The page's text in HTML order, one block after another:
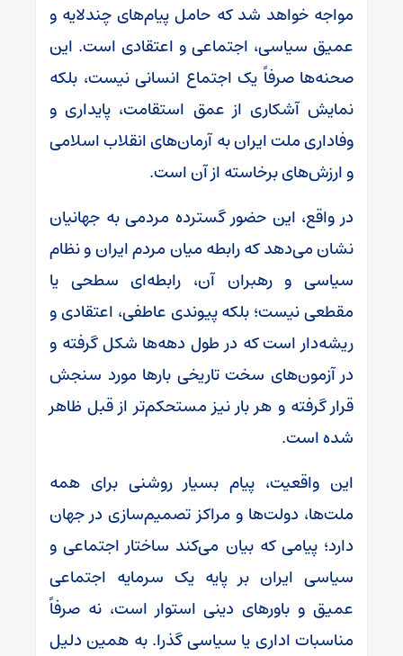
مواجه خواهد شد که حامل پیام‌های چندلایه و
عمیق سیاسی، اجتماعی و اعتقادی است. این
صحنه‌ها صرفاً یک اجتماع انسانی نیست، بلکه
نمایش آشکاری از عمق استقامت، پایداری و
وفاداری ملت ایران به آرمان‌های انقلاب اسلامی
و ارزش‌های برخاسته از آن است.
در واقع، این حضور گسترده مردمی به جهانیان
نشان می‌دهد که رابطه میان مردم ایران و نظام
سیاسی و رهبران آن، رابطه‌ای سطحی یا
مقطعی نیست؛ بلکه پیوندی عاطفی، اعتقادی و
ریشه‌دار است که در طول دهه‌ها شکل گرفته و
در آزمون‌های سخت تاریخی بارها مورد سنجش
قرار گرفته و هر بار نیز مستحکم‌تر از قبل ظاهر
شده است.
این واقعیت، پیام بسیار روشنی برای همه
ملت‌ها، دولت‌ها و مراکز تصمیم‌سازی در جهان
دارد؛ پیامی که بیان می‌کند ساختار اجتماعی و
سیاسی ایران بر پایه یک سرمایه اجتماعی
عمیق و باورهای دینی استوار است، نه صرفاً
مناسبات اداری یا سیاسی گذرا. به همین دلیل